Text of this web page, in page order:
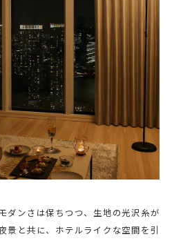
ダンさは保ちつつ、生地の光沢糸が
景と共に、ホテルライクな空間を引